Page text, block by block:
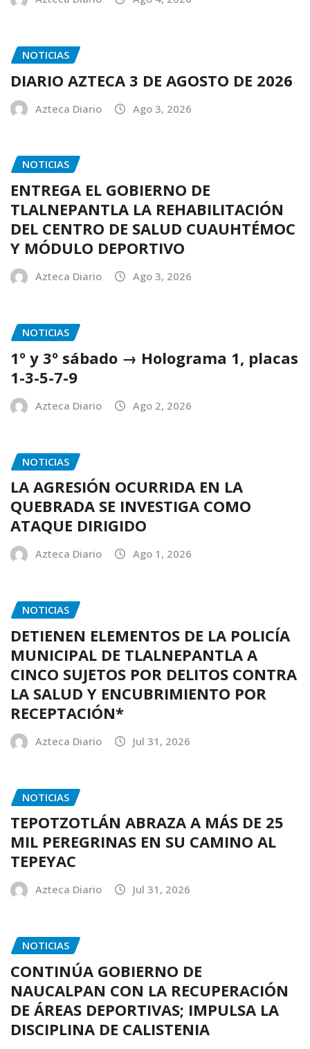
NOTICIAS
DIARIO AZTECA 3 DE AGOSTO DE 2026
Azteca Diario Ago 3, 2026
NOTICIAS
ENTREGA EL GOBIERNO DE
TLALNEPANTLA LA REHABILITACIÓN
DEL CENTRO DE SALUD CUAUHTÉMOC
Y MÓDULO DEPORTIVO
Azteca Diario Ago 3, 2026
NOTICIAS
1º y 3º sábado → Holograma 1, placas
1-3-5-7-9
Azteca Diario Ago 2, 2026
NOTICIAS
LA AGRESIÓN OCURRIDA EN LA
QUEBRADA SE INVESTIGA COMO
ATAQUE DIRIGIDO
Azteca Diario Ago 1, 2026
NOTICIAS
DETIENEN ELEMENTOS DE LA POLICÍA
MUNICIPAL DE TLALNEPANTLA A
CINCO SUJETOS POR DELITOS CONTRA
LA SALUD Y ENCUBRIMIENTO POR
RECEPTACIÓN*
Azteca Diario Jul 31, 2026
NOTICIAS
TEPOTZOTLÁN ABRAZA A MÁS DE 25
MIL PEREGRINAS EN SU CAMINO AL
TEPEYAC
Azteca Diario Jul 31, 2026
NOTICIAS
CONTINÚA GOBIERNO DE
NAUCALPAN CON LA RECUPERACIÓN
DE ÁREAS DEPORTIVAS; IMPULSA LA
DISCIPLINA DE CALISTENIA